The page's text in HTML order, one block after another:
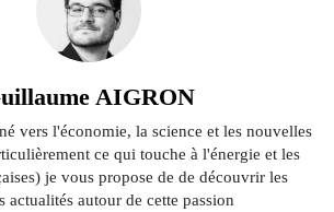
AIGRON
vers l'économie, la science et les nouvelles
ce qui touche à l'énergie et les
je vous propose de de découvrir les
actualités autour de cette passion